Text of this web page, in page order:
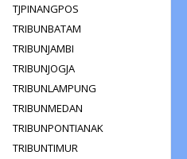
TJPINANGPOS
TRIBUNBATAM
TRIBUNJAMBI
TRIBUNJOGJA
TRIBUNLAMPUNG
TRIBUNMEDAN
TRIBUNPONTIANAK
TRIBUNTIMUR